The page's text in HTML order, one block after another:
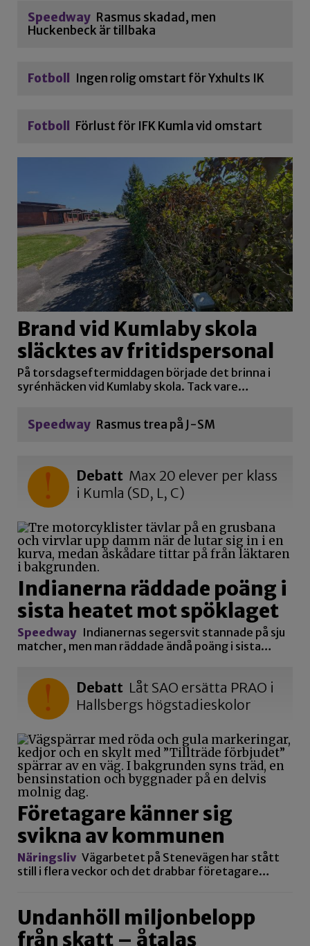
Speedway Rasmus skadad, men
Huckenbeck är tillbaka
Fotboll Ingen rolig omstart för Yxhults IK
Fotboll Förlust för IFK Kumla vid omstart
Brand vid Kumlaby skola
släcktes av fritidspersonal
På torsdagseftermiddagen började det brinna i
syrénhäcken vid Kumlaby skola. Tack vare…
Speedway Rasmus trea på J-SM
Debatt Max 20 elever per klass
i Kumla (SD, L, C)
Indianerna räddade poäng i
sista heatet mot spöklaget
Speedway Indianernas segersvit stannade på sju
matcher, men man räddade ändå poäng i sista…
Debatt Låt SAO ersätta PRAO i
Hallsbergs högstadieskolor
Företagare känner sig
svikna av kommunen
Näringsliv Vägarbetet på Stenevägen har stått
still i flera veckor och det drabbar företagare…
Undanhöll miljonbelopp
från skatt – åtalas